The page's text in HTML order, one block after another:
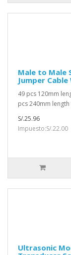
Male to Male
Jumper
49 pcs 120mm
pcs 240mm
S/.25.96
Impuesto:S/.22.00
Ultrasonic